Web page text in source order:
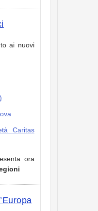
ai nuovi
Caritas
ora